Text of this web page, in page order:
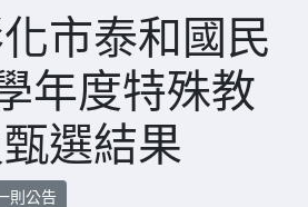
市泰和國民
年度特殊教
選結果
則公告